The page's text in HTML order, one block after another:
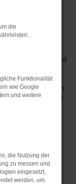
und Sie fahren
Wir verstehen
dieses Modell und
die aus einem
uns vor Ort
weit. Wir bieten
Neuwagen als
Sie bei
in Form eines
Ihnen das
die
Funktionalität
wie Google
und weitere
die Nutzung der
zu messen und
eingesetzt,
werden, um